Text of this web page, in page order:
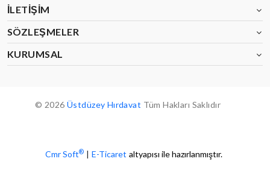
İLETIŞIM
SÖZLEŞMELER
KURUMSAL
© 2026 Üstdüzey Hırdavat Tüm Hakları Saklıdır
Cmr Soft® | E-Ticaret altyapısı ile hazırlanmıştır.